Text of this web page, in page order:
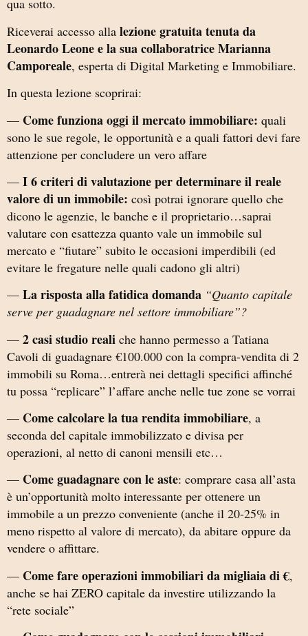
qua sotto.
Riceverai accesso alla lezione gratuita tenuta da
Leonardo Leone e la sua collaboratrice Marianna
Camporeale, esperta di Digital Marketing e Immobiliare.
In questa lezione scoprirai:
— Come funziona oggi il mercato immobiliare: quali
sono le sue regole, le opportunità e a quali fattori devi fare
attenzione per concludere un vero affare
— I 6 criteri di valutazione per determinare il reale
valore di un immobile: così potrai ignorare quello che
dicono le agenzie, le banche e il proprietario…saprai
valutare con esattezza quanto vale un immobile sul
mercato e “fiutare” subito le occasioni imperdibili (ed
evitare le fregature nelle quali cadono gli altri)
— La risposta alla fatidica domanda “Quanto capitale
serve per guadagnare nel settore immobiliare”?
— 2 casi studio reali che hanno permesso a Tatiana
Cavoli di guadagnare €100.000 con la compra-vendita di 2
immobili su Roma…entrerà nei dettagli specifici affinché
tu possa “replicare” l’affare anche nelle tue zone se vorrai
— Come calcolare la tua rendita immobiliare, a
seconda del capitale immobilizzato e divisa per
operazioni, al netto di canoni mensili etc…
— Come guadagnare con le aste: comprare casa all’asta
è un’opportunità molto interessante per ottenere un
immobile a un prezzo conveniente (anche il 20-25% in
meno rispetto al valore di mercato), da abitare oppure da
vendere o affittare.
— Come fare operazioni immobiliari da migliaia di €,
anche se hai ZERO capitale da investire utilizzando la
“rete sociale”